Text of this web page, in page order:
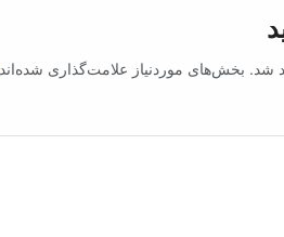
شد. بخش‌های موردنیاز علامت‌گذاری شده‌اند